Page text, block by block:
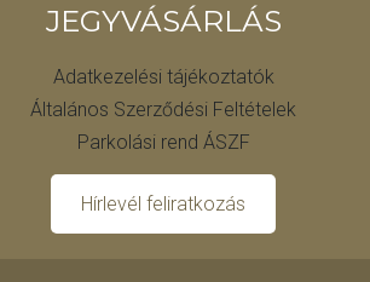
JEGYVÁSÁRLÁS
Adatkezelési tájékoztatók
Általános Szerződési Feltételek
Parkolási rend ÁSZF
Hírlevél feliratkozás